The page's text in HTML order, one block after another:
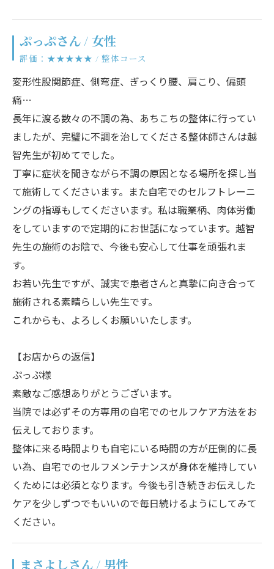
ぷっぷさん / 女性
評価：★★★★★ / 整体コース
変形性股関節症、側弯症、ぎっくり腰、肩こり、偏頭
痛…
長年に渡る数々の不調の為、あちこちの整体に行ってい
ましたが、完璧に不調を治してくださる整体師さんは越
智先生が初めてでした。
丁寧に症状を聞きながら不調の原因となる場所を探し当
て施術してくださいます。また自宅でのセルフトレーニ
ングの指導もしてくださいます。私は職業柄、肉体労働
をしていますので定期的にお世話になっています。越智
先生の施術のお陰で、今後も安心して仕事を頑張れま
す。
お若い先生ですが、誠実で患者さんと真摯に向き合って
施術される素晴らしい先生です。
これからも、よろしくお願いいたします。
【お店からの返信】
ぷっぷ様
素敵なご感想ありがとうございます。
当院では必ずその方専用の自宅でのセルフケア方法をお
伝えしております。
整体に来る時間よりも自宅にいる時間の方が圧倒的に長
い為、自宅でのセルフメンテナンスが身体を維持してい
くためには必須となります。今後も引き続きお伝えした
ケアを少しずつでもいいので毎日続けるようにしてみて
ください。
まさよしさん / 男性